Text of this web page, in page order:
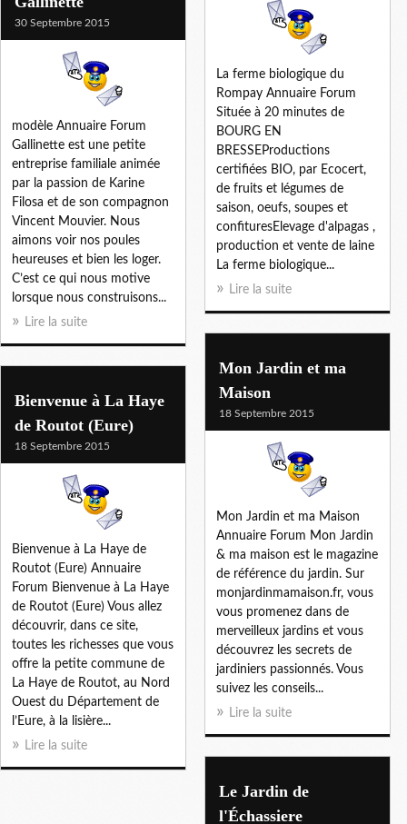
La ferme biologique du
Rompay Annuaire Forum
Située à 20 minutes de
BOURG EN
BRESSEProductions
certifiées BIO, par Ecocert,
de fruits et légumes de
saison, oeufs, soupes et
confituresElevage d'alpagas ,
production et vente de laine
La ferme biologique...
Lire la suite
30 Septembre 2015
modèle Annuaire Forum
Gallinette est une petite
entreprise familiale animée
par la passion de Karine
Filosa et de son compagnon
Vincent Mouvier. Nous
aimons voir nos poules
heureuses et bien les loger.
C’est ce qui nous motive
lorsque nous construisons...
Lire la suite
Mon Jardin et ma
Maison
18 Septembre 2015
Mon Jardin et ma Maison
Annuaire Forum Mon Jardin
& ma maison est le magazine
de référence du jardin. Sur
monjardinmamaison.fr, vous
vous promenez dans de
merveilleux jardins et vous
découvrez les secrets de
jardiniers passionnés. Vous
suivez les conseils...
Lire la suite
Bienvenue à La Haye
de Routot (Eure)
18 Septembre 2015
Bienvenue à La Haye de
Routot (Eure) Annuaire
Forum Bienvenue à La Haye
de Routot (Eure) Vous allez
découvrir, dans ce site,
toutes les richesses que vous
offre la petite commune de
La Haye de Routot, au Nord
Ouest du Département de
l’Eure, à la lisière...
Lire la suite
Le Jardin de
l'Échassiere